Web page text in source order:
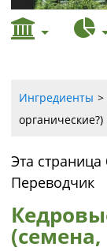
Ингредиенты
органические?)
Эта
Переводчик
(семена,